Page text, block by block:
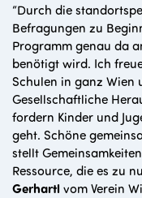
“Durch die
Befragungen zu
Programm genau da
benötigt wird. Ich
Schulen in ganz Wien
Gesellschaftliche
fordern Kinder und
geht. Schöne
stellt
Ressource, die es zu
Gerhartl vom Verein